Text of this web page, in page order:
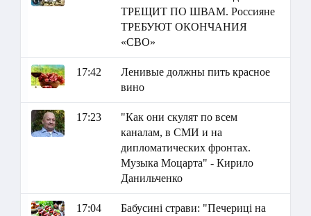
ТРЕЩИТ ПО ШВАМ. Россияне
ТРЕБУЮТ ОКОНЧАНИЯ
«СВО»
17:42
Ленивые должны пить красное
вино
17:23
"Как они скулят по всем
каналам, в СМИ и на
дипломатических фронтах.
Музыка Моцарта" - Кирило
Данильченко
17:04
Бабусині страви: "Печериці на